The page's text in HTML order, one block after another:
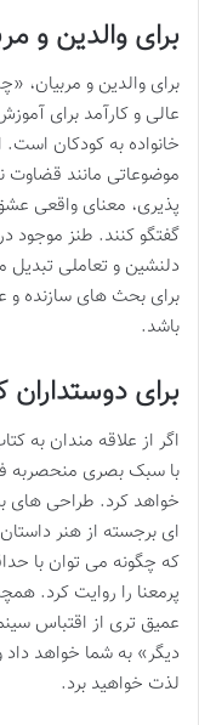
برای والدین و
برای والدین و مربیان،
عالی و کارآمد برای
خانواده به کودکان است.
موضوعاتی مانند
پذیری، معنای واقعی
گفتگو کنند. طنز موجود
دلنشین و تعاملی
برای بحث های سازنده و
باشد.
برای
اگر از علاقه مندان به
با سبک بصری منحصربه
خواهد کرد. طراحی های
ای برجسته از هنر
که چگونه می توان با
پرمعنا را روایت کرد.
عمیق تری از اقتباس
دیگر» به شما خواهد
لذت خواهید برد.